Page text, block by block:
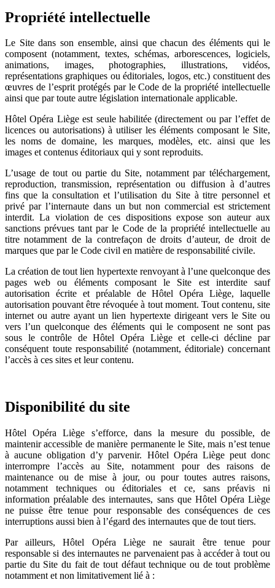
Propriété intellectuelle
Le Site dans son ensemble, ainsi que chacun des éléments qui le
composent (notamment, textes, schémas, arborescences, logiciels,
animations, images, photographies, illustrations, vidéos,
représentations graphiques ou éditoriales, logos, etc.) constituent des
œuvres de l’esprit protégés par le Code de la propriété intellectuelle
ainsi que par toute autre législation internationale applicable.
Hôtel Opéra Liège est seule habilitée (directement ou par l’effet de
licences ou autorisations) à utiliser les éléments composant le Site,
les noms de domaine, les marques, modèles, etc. ainsi que les
images et contenus éditoriaux qui y sont reproduits.
L’usage de tout ou partie du Site, notamment par téléchargement,
reproduction, transmission, représentation ou diffusion à d’autres
fins que la consultation et l’utilisation du Site à titre personnel et
privé par l’internaute dans un but non commercial est strictement
interdit. La violation de ces dispositions expose son auteur aux
sanctions prévues tant par le Code de la propriété intellectuelle au
titre notamment de la contrefaçon de droits d’auteur, de droit de
marques que par le Code civil en matière de responsabilité civile.
La création de tout lien hypertexte renvoyant à l’une quelconque des
pages web ou éléments composant le Site est interdite sauf
autorisation écrite et préalable de Hôtel Opéra Liège, laquelle
autorisation pouvant être révoquée à tout moment. Tout contenu, site
internet ou autre ayant un lien hypertexte dirigeant vers le Site ou
vers l’un quelconque des éléments qui le composent ne sont pas
sous le contrôle de Hôtel Opéra Liège et celle-ci décline par
conséquent toute responsabilité (notamment, éditoriale) concernant
l’accès à ces sites et leur contenu.
Disponibilité du site
Hôtel Opéra Liège s’efforce, dans la mesure du possible, de
maintenir accessible de manière permanente le Site, mais n’est tenue
à aucune obligation d’y parvenir. Hôtel Opéra Liège peut donc
interrompre l’accès au Site, notamment pour des raisons de
maintenance ou de mise à jour, ou pour toutes autres raisons,
notamment techniques ou éditoriales et ce, sans préavis ni
information préalable des internautes, sans que Hôtel Opéra Liège
ne puisse être tenue pour responsable des conséquences de ces
interruptions aussi bien à l’égard des internautes que de tout tiers.
Par ailleurs, Hôtel Opéra Liège ne saurait être tenue pour
responsable si des internautes ne parvenaient pas à accéder à tout ou
partie du Site du fait de tout défaut technique ou de tout problème
notamment et non limitativement lié à :